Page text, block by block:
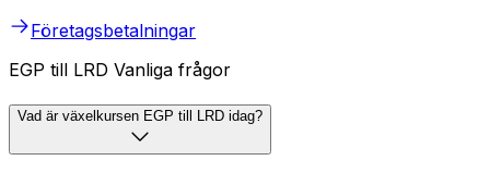
Företagsbetalningar
EGP till LRD Vanliga frågor
Vad är växelkursen EGP till LRD idag?